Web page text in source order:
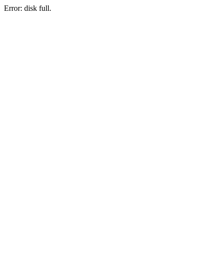
Error: disk full.